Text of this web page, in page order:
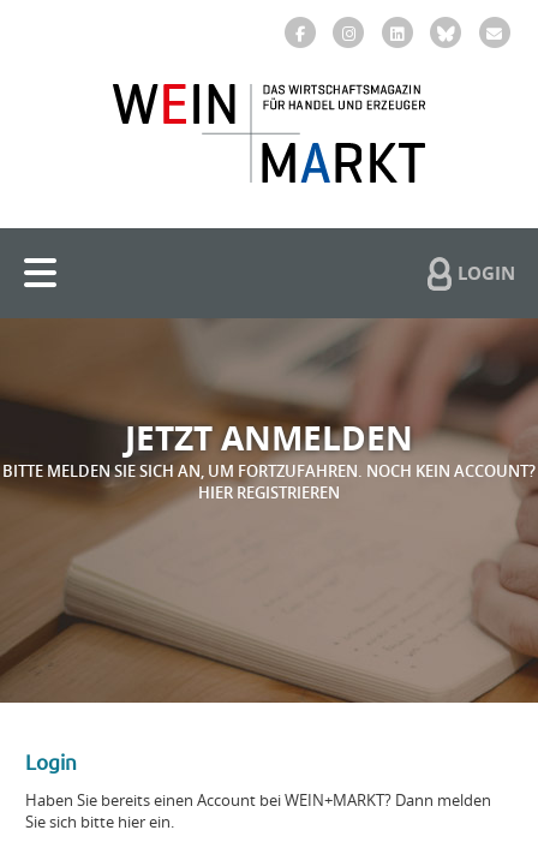
LOGIN
JETZT ANMELDEN
BITTE MELDEN SIE SICH AN, UM FORTZUFAHREN. NOCH KEIN ACCOUNT?
HIER REGISTRIEREN
Login
Haben Sie bereits einen Account bei WEIN+MARKT? Dann melden
Sie sich bitte hier ein.